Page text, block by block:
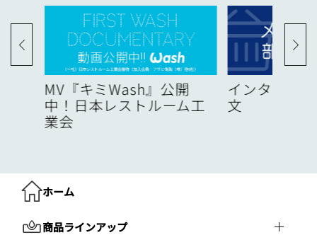
MV『キミWash』公開
中！日本レストルーム工
業会
インターネ
文
ホーム
商品ラインアップ